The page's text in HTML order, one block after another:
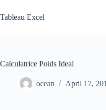
to
content
Tableau Excel
Calculatrice Poids Ideal
ocean April 17,